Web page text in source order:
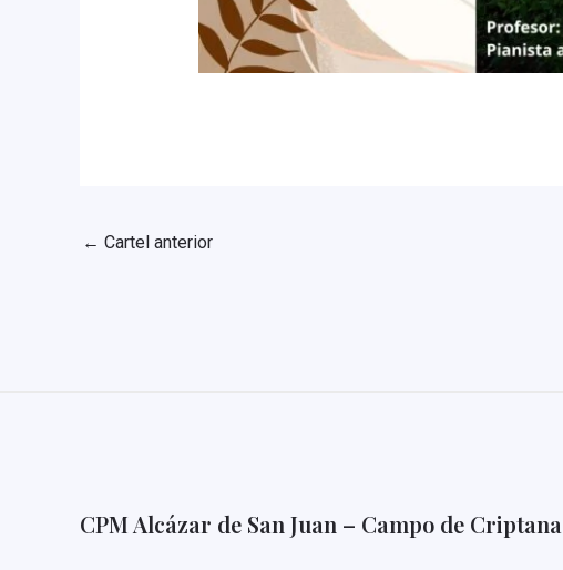
← Cartel anterior
CPM Alcázar de San Juan – Campo de Criptana